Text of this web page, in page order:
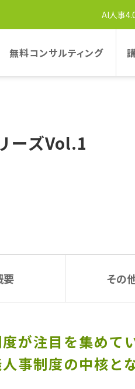
AI人事
無料コンサルティング
ジョブ型のプロが教える！職務の
ーズVol.1
要 その
が注目を集めてい
人事制度の中核